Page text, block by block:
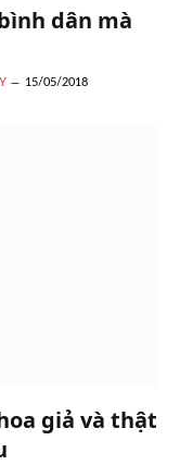
dân mà
15/05/2018
giả và thật